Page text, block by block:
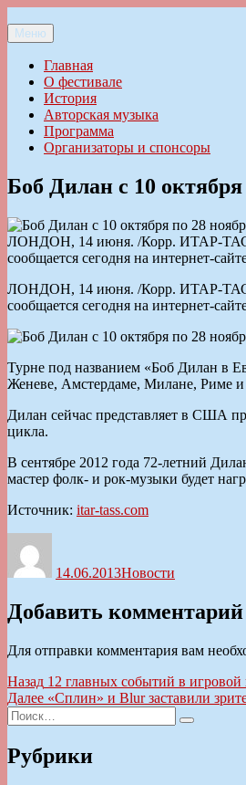
к
содержимому
Ильменский фестиваль авторской
Меню
Главная
О фестивале
История
Авторская музыка
Программа
Организаторы и спонсоры
Боб Дилан с 10
ЛОНДОН, 14 июня. /Корр. ИТАР-ТАСС
сообщается сегодня на интернет-
ЛОНДОН, 14 июня. /Корр. ИТАР-ТАСС
сообщается сегодня на интернет-
Турне под названием «Боб Дилан в
Женеве, Амстердаме, Милане, Риме и
Дилан сейчас представляет в США
цикла.
В сентябре 2012 года 72-летний
мастер фолк- и рок-музыки будет
Источник: itar-tass.com
14.06.2013Новости
Добавить комментарий
Для отправки комментария вам
Навигация
по
записям
Назад Предыдущая
запись:
12 главных событий в
Далее Следующая
«Сплин» и Blur заставили
Искать:
Поиск
Рубрики